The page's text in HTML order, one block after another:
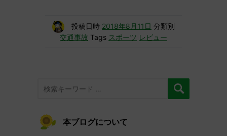
投稿日時 2018年8月11日 分類別
交通事故 Tags スポーツ レビュー
本ブログについて